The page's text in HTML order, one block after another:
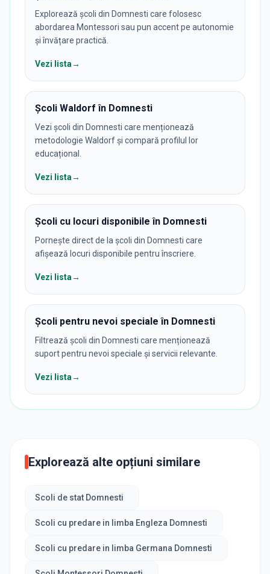
Explorează școli din Domnesti care folosesc
abordarea Montessori sau pun accent pe autonomie
și învățare practică.
Vezi lista→
Școli Waldorf în Domnesti
Vezi școli din Domnesti care menționează
metodologie Waldorf și compară profilul lor
educațional.
Vezi lista→
Școli cu locuri disponibile în Domnesti
Pornește direct de la școli din Domnesti care
afișează locuri disponibile pentru înscriere.
Vezi lista→
Școli pentru nevoi speciale în Domnesti
Filtrează școli din Domnesti care menționează
suport pentru nevoi speciale și servicii relevante.
Vezi lista→
Explorează alte opțiuni similare
Scoli de stat Domnesti
Scoli cu predare in limba Engleza Domnesti
Scoli cu predare in limba Germana Domnesti